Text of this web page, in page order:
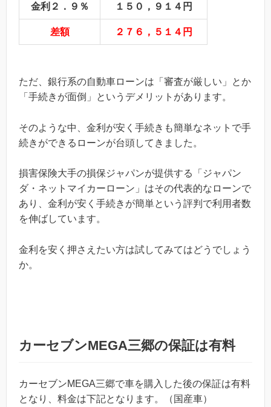
金利２．９％ １５０，９１４円
差額 ２７６，５１４円
ただ、銀行系の自動車ローンは「審査が厳しい」とか
「手続きが面倒」というデメリットがあります。
そのような中、金利が安く手続きも簡単なネットで手
続きができるローンが台頭してきました。
損害保険大手の損保ジャパンが提供する「ジャパン
ダ・ネットマイカーローン」はその代表的なローンで
あり、金利が安く手続きが簡単という評判で利用者数
を伸ばしています。
金利を安く押さえたい方は試してみてはどうでしょう
か。
カーセブンMEGA三郷の保証は有料
カーセブンMEGA三郷で車を購入した後の保証は有料
となり、料金は下記となります。（国産車）